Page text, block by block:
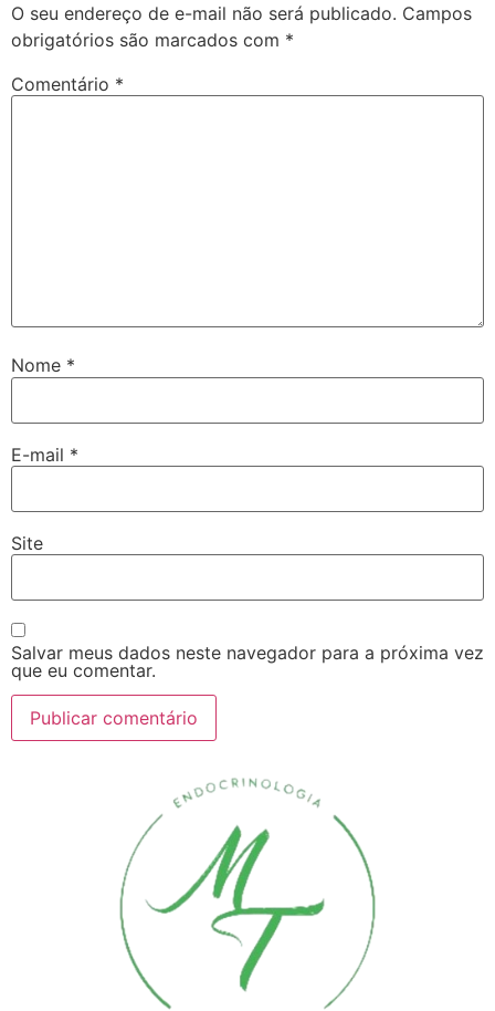
O seu endereço de e-mail não será publicado. Campos
obrigatórios são marcados com *
Comentário *
Nome *
E-mail *
Site
Salvar meus dados neste navegador para a próxima vez
que eu comentar.